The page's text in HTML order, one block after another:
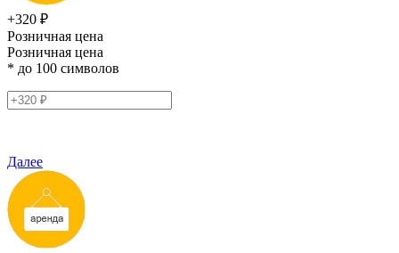
+320 ₽
Розничная цена
Розничная цена
* до 100 символов
Далее